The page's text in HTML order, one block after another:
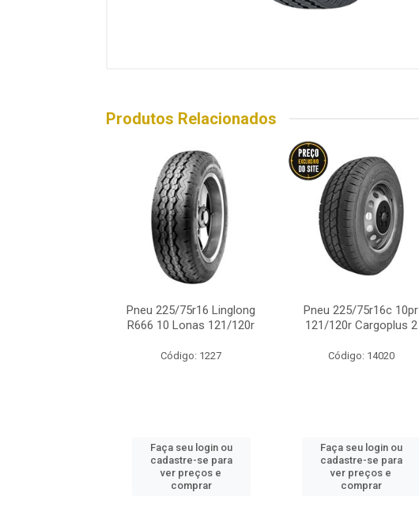
Produtos Relacionados
Pneu 225/75r16 Linglong
R666 10 Lonas 121/120r
Código: 1227
Faça seu login ou
cadastre-se para
ver preços e
comprar
Pneu 225/75r16c 10pr
121/120r Cargoplus 2
Código: 14020
Faça seu login ou
cadastre-se para
ver preços e
comprar